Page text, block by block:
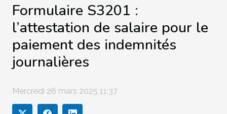
Formulaire S3201 :
l’attestation de salaire pour le
paiement des indemnités
journalières
Mercredi 26 mars 2025 11:37